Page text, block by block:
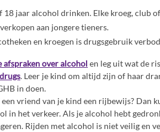
18 jaar alcohol drinken. Elke kroeg, club
aan jongere tieners.
en kroegen is drugsgebruik
afspraken over alcohol en leg uit wat de
. Leer je kind om altijd zijn of haar
in doen.
vriend van je kind een rijbewijs? Dan
in het verkeer. Als je alcohol hebt
Rijden met alcohol is niet veilig en